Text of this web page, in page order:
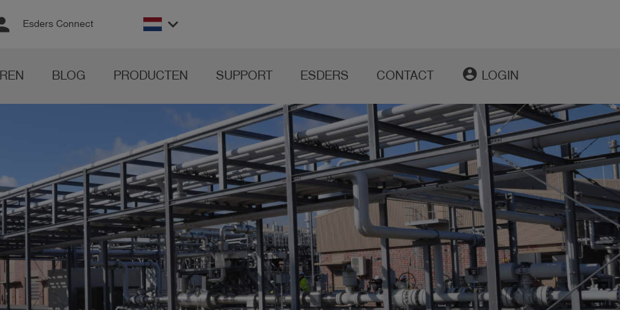
Esders Connect keyboard_arrow_down
BLOG PRODUCTEN SUPPORT ESDERS CONTACT account_circle LOGIN